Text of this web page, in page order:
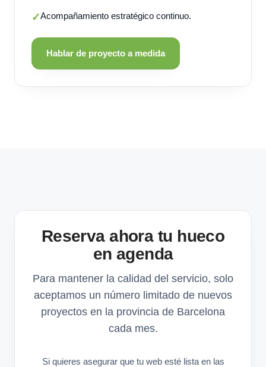
✓Acompañamiento estratégico continuo.
Hablar de proyecto a medida
Reserva ahora tu hueco
en agenda
Para mantener la calidad del servicio, solo
aceptamos un número limitado de nuevos
proyectos en la provincia de Barcelona
cada mes.
Si quieres asegurar que tu web esté lista en las